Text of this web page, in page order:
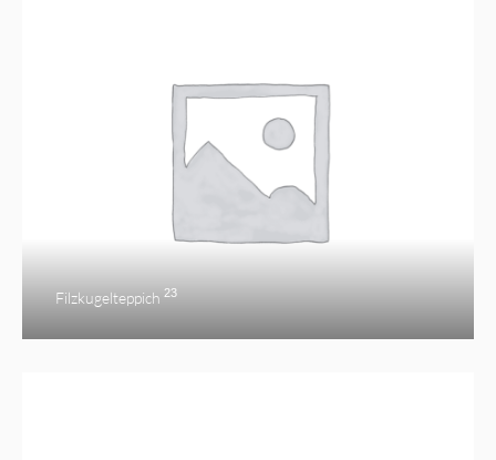
Filzkugelteppich 23